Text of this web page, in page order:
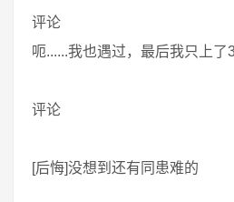
评论
呃......我也遇过，最后我只上了
评论
[后悔]没想到还有同患难的